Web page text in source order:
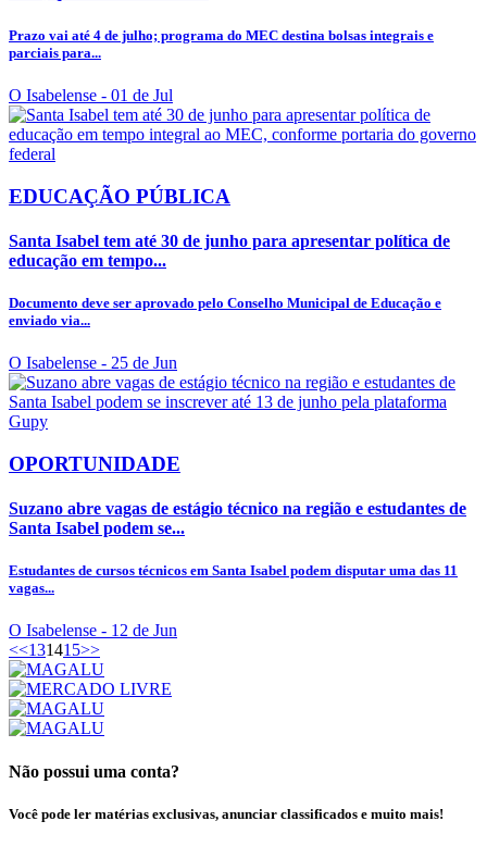
Prazo vai até 4 de julho; programa do MEC destina bolsas integrais e
parciais para...
O Isabelense - 01 de Jul
EDUCAÇÃO PÚBLICA
Santa Isabel tem até 30 de junho para apresentar política de
educação em tempo...
Documento deve ser aprovado pelo Conselho Municipal de Educação e
enviado via...
O Isabelense - 25 de Jun
OPORTUNIDADE
Suzano abre vagas de estágio técnico na região e estudantes de
Santa Isabel podem se...
Estudantes de cursos técnicos em Santa Isabel podem disputar uma das 11
vagas...
O Isabelense - 12 de Jun
<<131415>>
Não possui uma conta?
Você pode ler matérias exclusivas, anunciar classificados e muito mais!